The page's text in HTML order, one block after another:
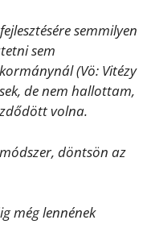
semmilyen
sem
(Vö: Vitézy
de nem hallottam,
volna.
döntsön az
még lennének